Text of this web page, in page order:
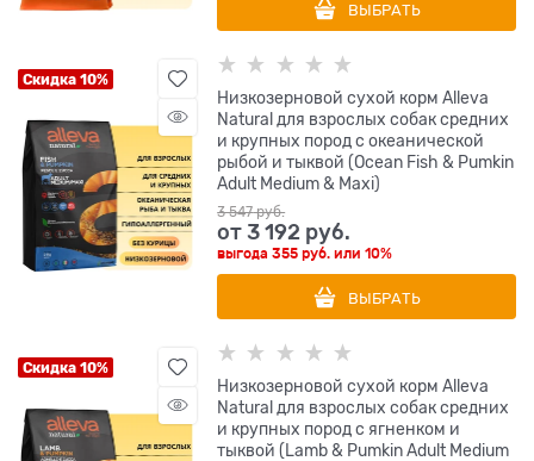
ВЫБРАТЬ
Скидка 10%
Низкозерновой сухой корм Alleva
Natural для взрослых собак средних
и крупных пород с океанической
рыбой и тыквой (Ocean Fish & Pumkin
Adult Medium & Maxi)
3 547 руб.
от3 192 руб.
выгода355 руб. или10%
ВЫБРАТЬ
Скидка 10%
Низкозерновой сухой корм Alleva
Natural для взрослых собак средних
и крупных пород с ягненком и
тыквой (Lamb & Pumkin Adult Medium